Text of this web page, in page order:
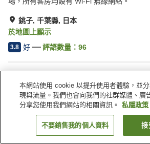
銚子, 千葉縣, 日本
於地圖上顯示
3.8 好 評語數量： 96
停車場
餐廳
休息室
自動販賣
日本 千葉縣 銚子 銚子廣場
找客房
本網站使用 cookie 以提升使用者體驗，並
現與流量。我們也會向我們的社群媒體、廣
分享您使用我們網站的相關資訊。
私隱政策
不要銷售我的個人資料 接